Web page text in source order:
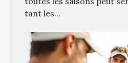
tant les...